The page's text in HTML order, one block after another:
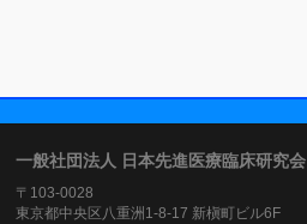
一般社団法人 日本先進医療臨床研究会
〒103-0028
東京都中央区八重洲1-8-17 新槇町ビル6F